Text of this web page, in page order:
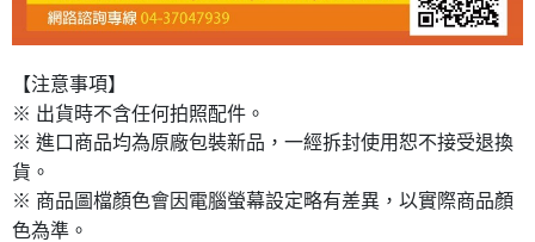
【注意事項】
※ 出貨時不含任何拍照配件。
※ 進口商品均為原廠包裝新品，一經拆封使用恕不接受退換
貨。
※ 商品圖檔顏色會因電腦螢幕設定略有差異，以實際商品顏
色為準。